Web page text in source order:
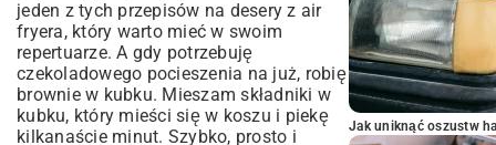
jeden z tych przepisów na desery z air
fryera, który warto mieć w swoim
repertuarze. A gdy potrzebuję
czekoladowego pocieszenia na już, robię
brownie w kubku. Mieszam składniki w
kubku, który mieści się w koszu i piekę
kilkanaście minut. Szybko, prosto i
Jak uniknąć oszustw